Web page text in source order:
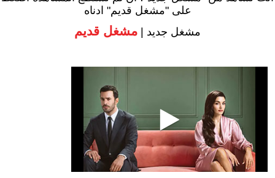
على "مشغل قديم" ادناه
مشغل جديد | مشغل قديم